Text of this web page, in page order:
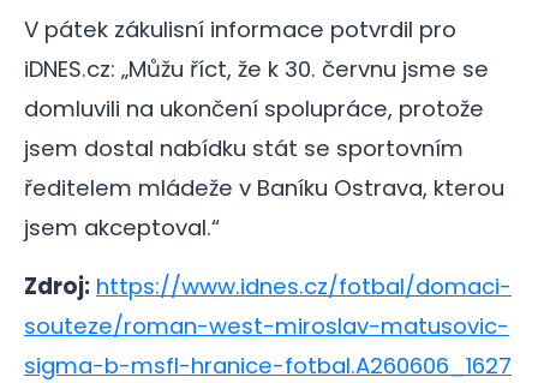
V pátek zákulisní informace potvrdil pro
iDNES.cz: „Můžu říct, že k 30. červnu jsme se
domluvili na ukončení spolupráce, protože
jsem dostal nabídku stát se sportovním
ředitelem mládeže v Baníku Ostrava, kterou
jsem akceptoval.“
Zdroj: https://www.idnes.cz/fotbal/domaci-
souteze/roman-west-miroslav-matusovic-
sigma-b-msfl-hranice-fotbal.A260606_1627